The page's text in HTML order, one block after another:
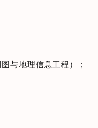
与地理信息工程）；